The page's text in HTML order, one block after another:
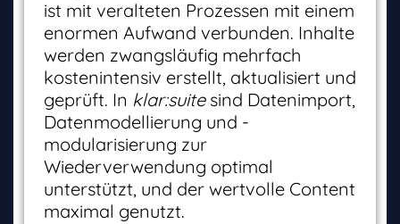
ist mit veralteten Prozessen mit einem
enormen Aufwand verbunden. Inhalte
werden zwangsläufig mehrfach
kostenintensiv erstellt, aktualisiert und
geprüft. In klar:suitesind Datenimport,
Datenmodellierung und -
modularisierung zur
Wiederverwendung optimal
unterstützt, und der wertvolle Content
maximal genutzt.